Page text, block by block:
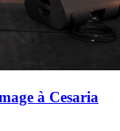
à Cesaria